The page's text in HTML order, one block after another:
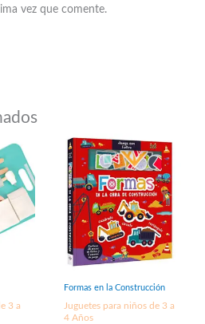
vez que comente.
3 a
Formas en la Construcción
Juguetes para niños de 3 a
4 Años